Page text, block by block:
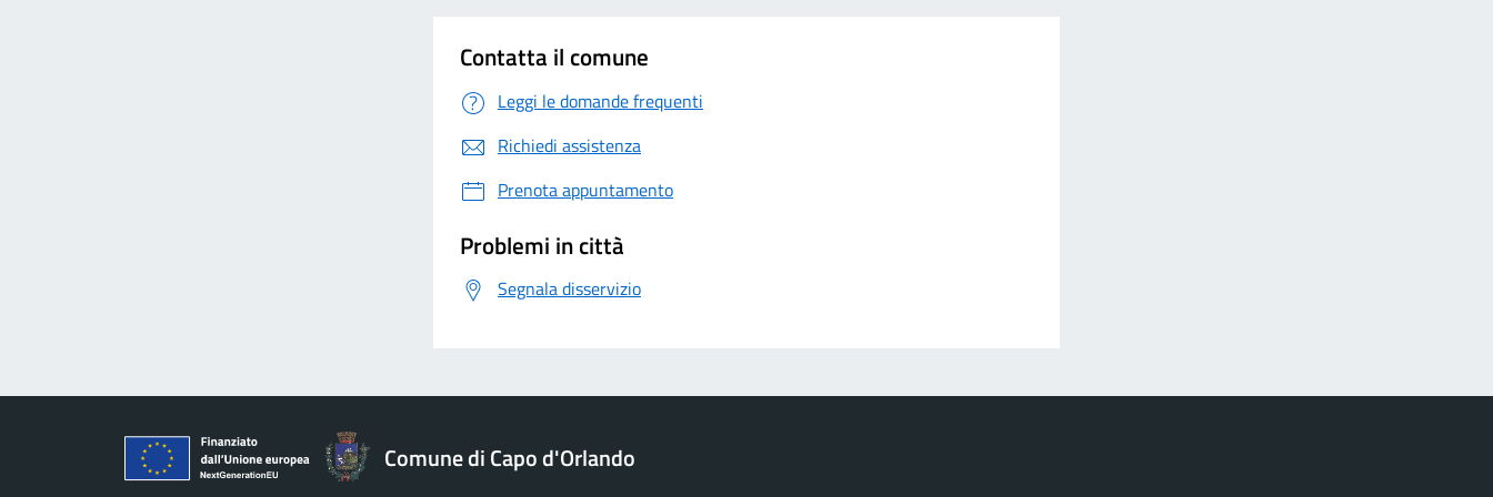
Contatta il comune
Leggi le domande frequenti
Richiedi assistenza
Prenota appuntamento
Problemi in città
Segnala disservizio
Comune di Capo d'Orlando